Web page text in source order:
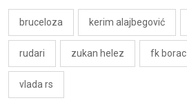
bruceloza kerim alajbegović
rudari zukan helez fk borac
vlada rs